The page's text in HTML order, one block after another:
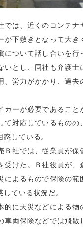
は、近くのコンテナ
が下敷きとなって大
について話し合いを
いとし、同社も弁護
、労力がかかり、過去
ーが必要であること
て対応しているもの
している。
社では、従業員が保
受けた。Ｂ社役員が
によるもので保険の
ている状況だ。
に天災などによる物
車両保険などでは飛